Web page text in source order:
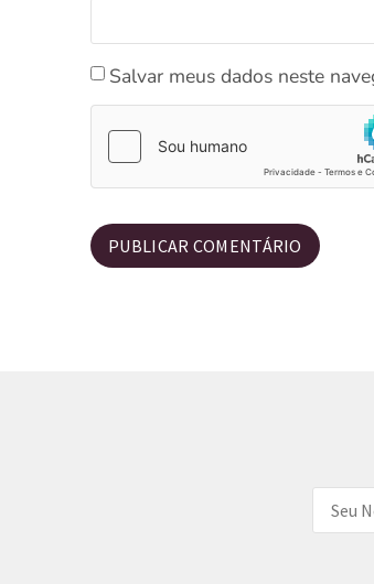
Salvar meus dados neste